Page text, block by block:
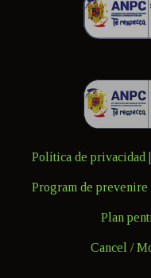
Política de privacidad
Program de prevenire
Plan
Cancel /